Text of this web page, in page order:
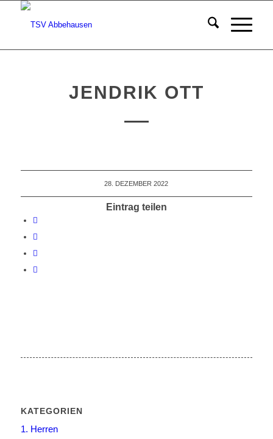
JENDRIK OTT
28. DEZEMBER 2022
Eintrag teilen
KATEGORIEN
1. Herren